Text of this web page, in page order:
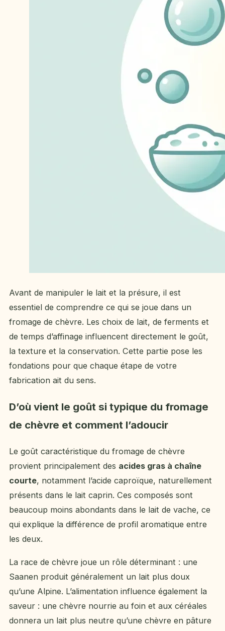
Avant de manipuler le lait et la présure, il est
essentiel de comprendre ce qui se joue dans un
fromage de chèvre. Les choix de lait, de ferments et
de temps d’affinage influencent directement le goût,
la texture et la conservation. Cette partie pose les
fondations pour que chaque étape de votre
fabrication ait du sens.
D’où vient le goût si typique du fromage
de chèvre et comment l’adoucir
Le goût caractéristique du fromage de chèvre
provient principalement des acides gras à chaîne
courte, notamment l’acide caproïque, naturellement
présents dans le lait caprin. Ces composés sont
beaucoup moins abondants dans le lait de vache, ce
qui explique la différence de profil aromatique entre
les deux.
La race de chèvre joue un rôle déterminant : une
Saanen produit généralement un lait plus doux
qu’une Alpine. L’alimentation influence également la
saveur : une chèvre nourrie au foin et aux céréales
donnera un lait plus neutre qu’une chèvre en pâture